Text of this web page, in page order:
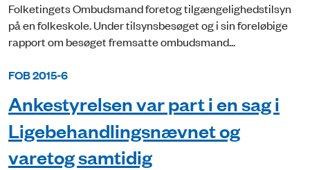
Folketingets Ombudsmand foretog tilgængelighedstilsyn
på en folkeskole. Under tilsynsbesøget og i sin foreløbige
rapport om besøget fremsatte ombudsmand...
FOB 2015-6
Ankestyrelsen var part i en sag i
Ligebehandlingsnævnet og
varetog samtidig